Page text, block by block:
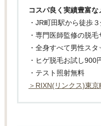
コスパ良く実績豊富
・JR町田駅から徒歩
・専門医師監修の脱毛
・全身すべて男性スタ
・ヒゲ脱毛お試し900
・テスト照射無料
＞RIXN(リンクス)東